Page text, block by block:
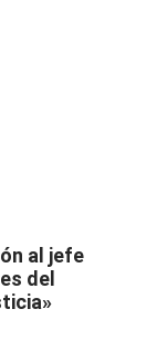
al jefe
del